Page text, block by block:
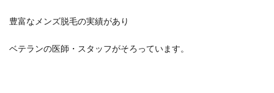
豊富なメンズ脱毛の実績があり
ベテランの医師・スタッフがそろっています。